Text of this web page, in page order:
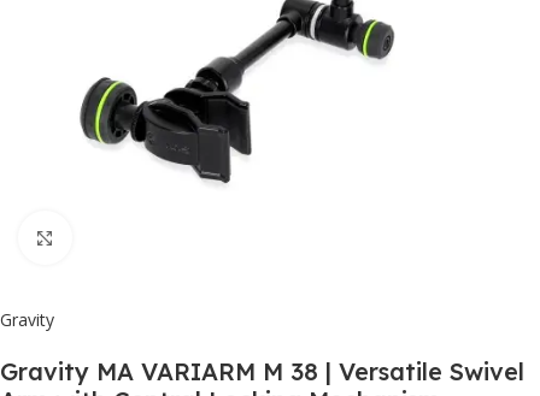
Gravity
Gravity MA VARIARM M 38 | Versatile Swivel